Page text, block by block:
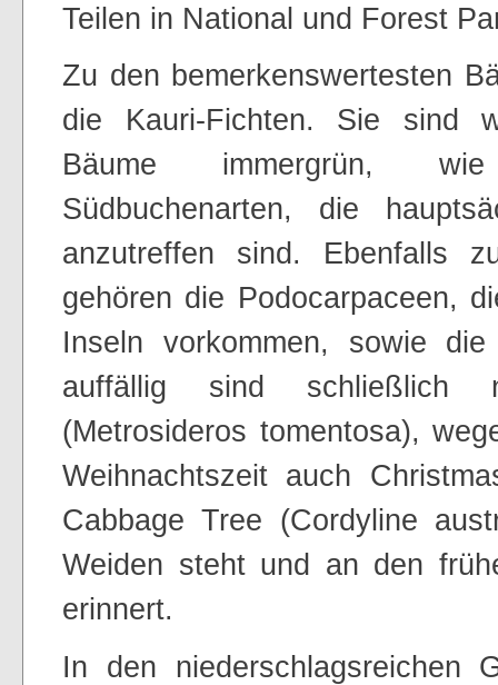
Teilen in National und Forest
Zu den bemerkenswertesten
die Kauri-Fichten. Sie sind
Bäume immergrün,
Südbuchenarten, die
anzutreffen sind. Ebenfalls
gehören die Podocarpaceen,
Inseln vorkommen, sowie
auffällig sind schließlich
(Metrosideros tomentosa),
Weihnachtszeit auch
Cabbage Tree (Cordyline
Weiden steht und an den
erinnert.
In den niederschlagsreichen